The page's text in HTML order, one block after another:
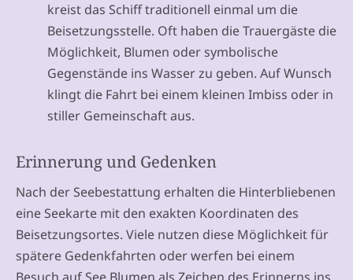
kreist das Schiff traditionell einmal um die
Beisetzungsstelle. Oft haben die Trauergäste die
Möglichkeit, Blumen oder symbolische
Gegenstände ins Wasser zu geben. Auf Wunsch
klingt die Fahrt bei einem kleinen Imbiss oder in
stiller Gemeinschaft aus.
Erinnerung und Gedenken
Nach der Seebestattung erhalten die Hinterbliebenen
eine Seekarte mit den exakten Koordinaten des
Beisetzungsortes. Viele nutzen diese Möglichkeit für
spätere Gedenkfahrten oder werfen bei einem